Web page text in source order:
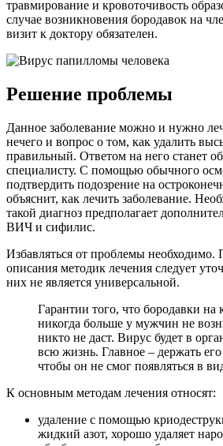
травмирование и кровоточивость
случае возникновения бородавок на
визит к доктору обязателен.
Решение проблемы
Данное заболевание можно и нужно
нечего и вопрос о том, как удалить
правильный. Ответом на него станет
специалисту. С помощью обычного
подтвердить подозрение на
объяснит, как лечить заболевание.
такой диагноз предполагает
ВИЧ и сифилис.
Избавляться от проблемы необходимо.
описания методик лечения следует
них не является универсальной.
Гарантии того, что бородавки на
никогда больше у мужчин не
никто не даст. Вирус будет в
всю жизнь. Главное – держать
чтобы он не смог появляться в
К основным методам лечения относят:
удаление с помощью
жидкий азот, хорошо удаляет